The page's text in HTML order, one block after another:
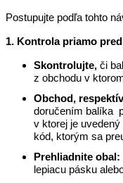
Postupujte podľa tohto
1. Kontrola priamo
Skontrolujte, či
z obchodu v
Obchod,
doručením balíka
v ktorej je
kód, ktorým sa
Prehliadnite obal:
lepiacu pásku